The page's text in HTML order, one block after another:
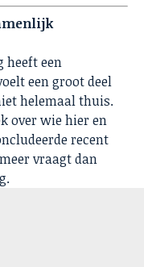
heeft een
een groot deel
helemaal thuis.
over wie hier en
recent
vraagt dan